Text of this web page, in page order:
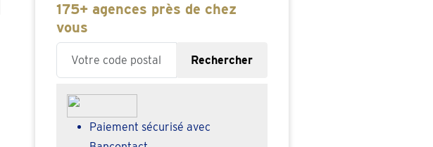
175+ agences près de chez
vous
Rechercher
Paiement sécurisé avec